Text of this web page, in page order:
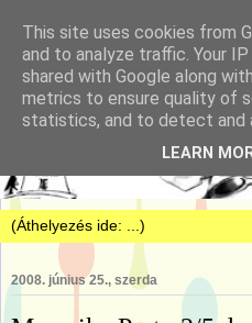
2008. június 25., szerda
This site uses cookies from
and to analyze traffic. Your
shared with Google along
metrics to ensure quality of
statistics, and to detect and
LEARN